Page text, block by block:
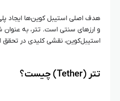
هدف اصلی استیبل کوین‌ها ایجاد
و ارزهای سنتی است. تتر، به
استیبل‌کوین، نقشی کلیدی در تحقق
تتر (Tether) چیست؟